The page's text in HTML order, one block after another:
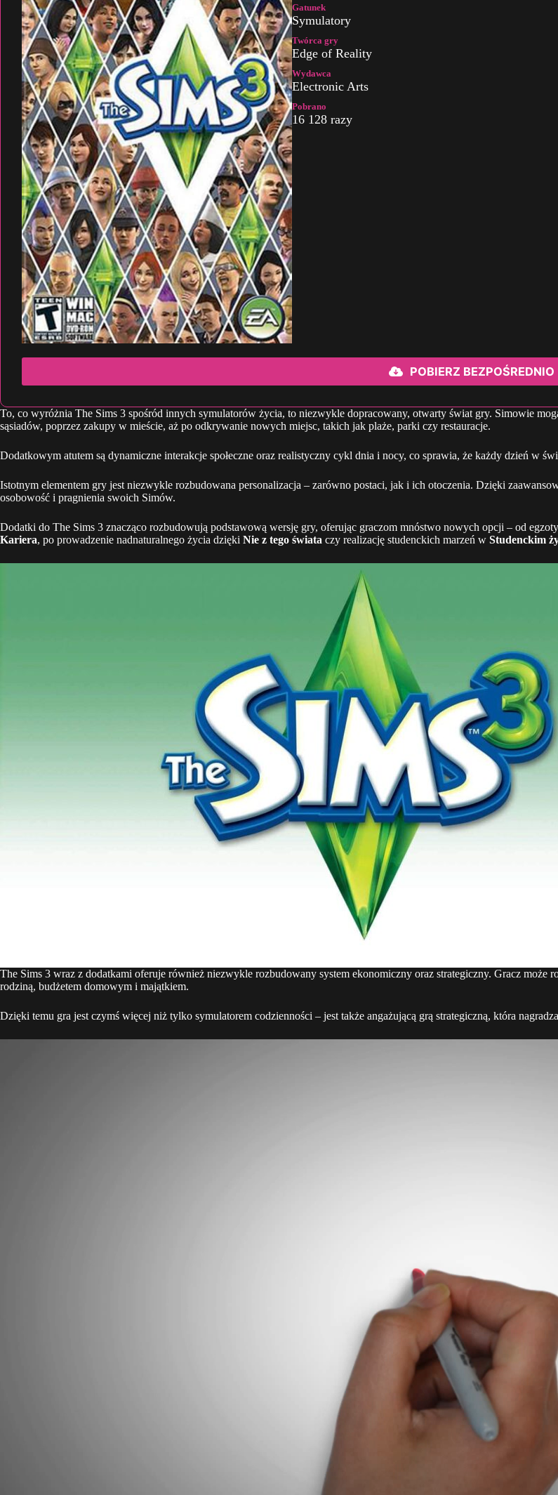
Gatunek
Symulatory
Twórca gry
Edge of Reality
Wydawca
Electronic Arts
Pobrano
16 128 razy
POBIERZ BEZPOŚREDNIO
To, co wyróżnia The Sims 3 spośród innych symulatorów życia, to niezwykle dopracowany, otwarty świat gry. Simowie
sąsiadów, poprzez zakupy w mieście, aż po odkrywanie nowych miejsc, takich jak plaże, parki czy restauracje.
Dodatkowym atutem są dynamiczne interakcje społeczne oraz realistyczny cykl dnia i nocy, co sprawia, że każdy dzień w
Istotnym elementem gry jest niezwykle rozbudowana personalizacja – zarówno postaci, jak i ich otoczenia. Dzięki
osobowość i pragnienia swoich Simów.
Dodatki do The Sims 3 znacząco rozbudowują podstawową wersję gry, oferując graczom mnóstwo nowych opcji – od
Kariera, po prowadzenie nadnaturalnego życia dzięki Nie z tego świata czy realizację studenckich marzeń w Studenckim
The Sims 3 wraz z dodatkami oferuje również niezwykle rozbudowany system ekonomiczny oraz strategiczny. Gracz może
rodziną, budżetem domowym i majątkiem.
Dzięki temu gra jest czymś więcej niż tylko symulatorem codzienności – jest także angażującą grą strategiczną, która